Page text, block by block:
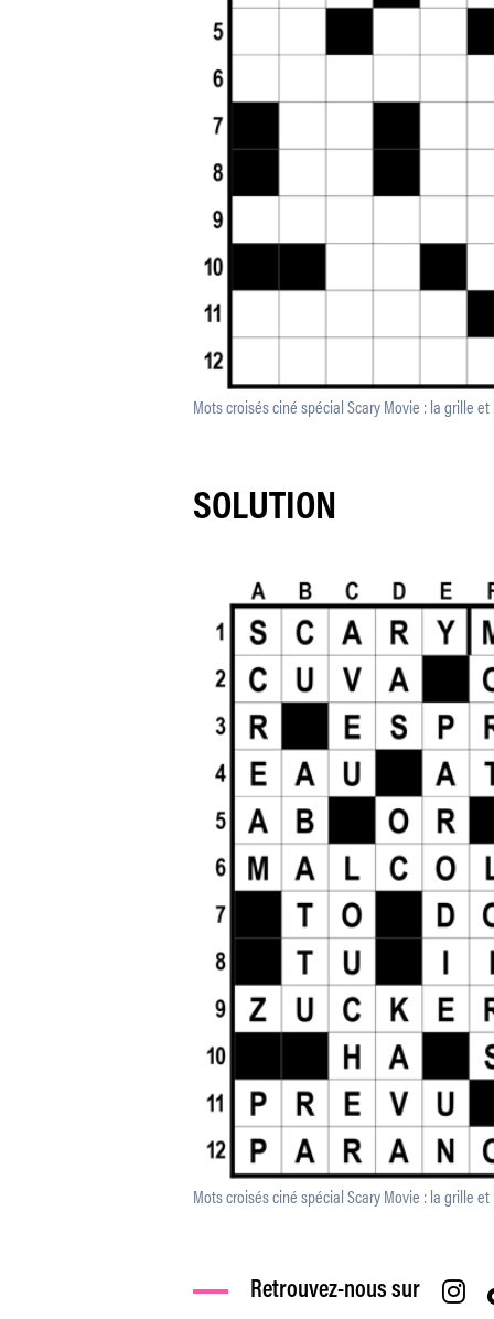
Mots croisés ciné spécial Scary Movie : la grille
SOLUTION
Mots croisés ciné spécial Scary Movie : la grille
Retrouvez-nous sur